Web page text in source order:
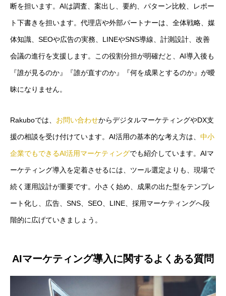
断を担います。AIは調査、案出し、要約、パターン比較、レポー
ト下書きを担います。代理店や外部パートナーは、全体戦略、媒
体知識、SEOや広告の実務、LINEやSNS導線、計測設計、改善
会議の進行を支援します。この役割分担が明確だと、AI導入後も
『誰が見るのか』『誰が直すのか』『何を成果とするのか』が曖
昧になりません。
Rakuboでは、 お問い合わせからデジタルマーケティングやDX支
援の相談を受け付けています。AI活用の基本的な考え方は、 中小
企業でもできるAI活用マーケティングでも紹介しています。AIマ
ーケティング導入を定着させるには、ツール選定よりも、現場で
続く運用設計が重要です。小さく始め、成果の出た型をテンプレ
ート化し、広告、SNS、SEO、LINE、採用マーケティングへ段
階的に広げていきましょう。
AIマーケティング導入に関するよくある質問